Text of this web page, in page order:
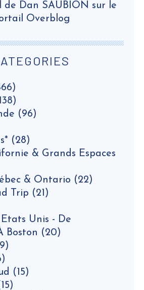
(96)
(28)
& Grands Espaces
& Ontario (22)
Trip (21)
Unis - De
Boston (20)
(15)
de Dan SAUBION sur le
Overblog